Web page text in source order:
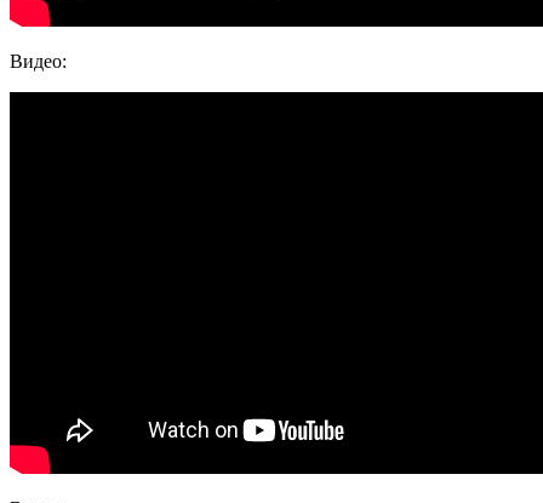
Видео: